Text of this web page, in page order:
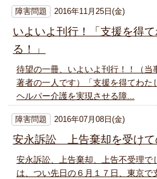
障害問題 2016年11月25日(金)
いよいよ刊行！「支援を得
る！」
待望の一冊、いよいよ刊行！！（当
著者の一人です）「支援を得てわ
ヘルパー介護を実現させる障...
障害問題 2016年07月08日(金)
安永訴訟 上告棄却を受けて
安永訴訟、上告棄却、上告不受理で
は、つい先日の６月１７日、東京で